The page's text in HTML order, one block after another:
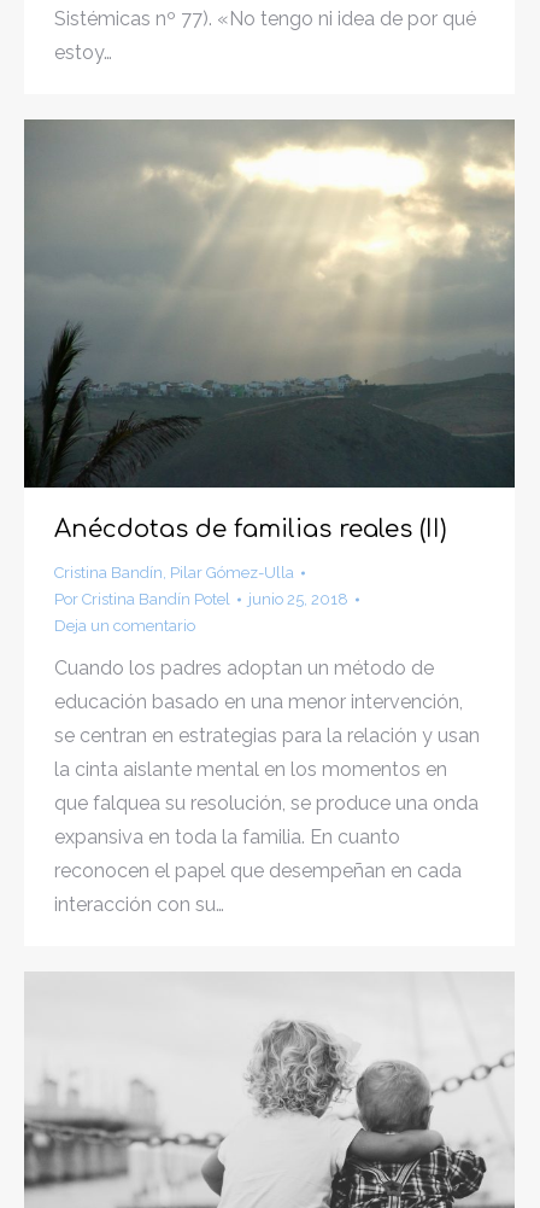
Sistémicas nº 77). «No tengo ni idea de por qué
estoy…
Anécdotas de familias reales (II)
Cristina Bandín, Pilar Gómez-Ulla
Por Cristina Bandín Potel
junio 25, 2018
Deja un comentario
Cuando los padres adoptan un método de
educación basado en una menor intervención,
se centran en estrategias para la relación y usan
la cinta aislante mental en los momentos en
que falquea su resolución, se produce una onda
expansiva en toda la familia. En cuanto
reconocen el papel que desempeñan en cada
interacción con su…